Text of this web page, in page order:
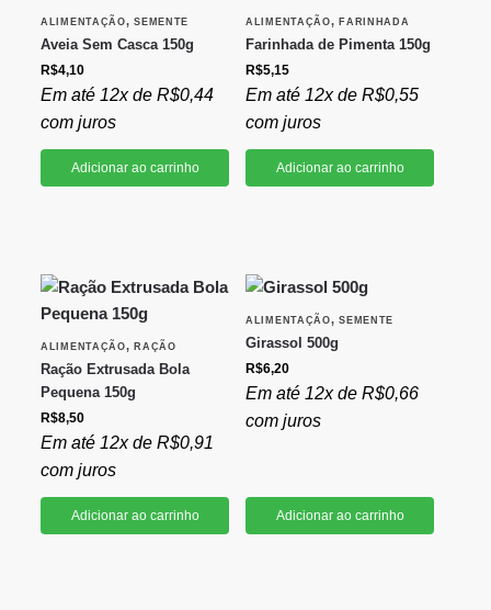
ALIMENTAÇÃO,SEMENTE
Aveia Sem Casca 150g
R$4,10
Em até 12x de R$0,44
com juros
Adicionar ao carrinho
ALIMENTAÇÃO,FARINHADA
Farinhada de Pimenta 150g
R$5,15
Em até 12x de R$0,55
com juros
Adicionar ao carrinho
ALIMENTAÇÃO,RAÇÃO
Ração Extrusada Bola
Pequena 150g
R$8,50
Em até 12x de R$0,91
com juros
Adicionar ao carrinho
ALIMENTAÇÃO,SEMENTE
Girassol 500g
R$6,20
Em até 12x de R$0,66
com juros
Adicionar ao carrinho